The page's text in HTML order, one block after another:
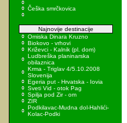
Češka smrčkovica
Najnovije destinacije
Omiska Dinara Kruzno
Biokovo - vrhovi
Križevci - Kalnik (pl. dom)
Ludbreška planinarska
obilaznica
Krma - Triglav 4/5.10.2008
Slovenija
Egeria put - Hrvatska - Iovia
Sveti Vid - otok Pag
Spilja pod Zir - om
ZIR
Podkilavac-Mudna dol-Hahlići-
Kolac-Podki